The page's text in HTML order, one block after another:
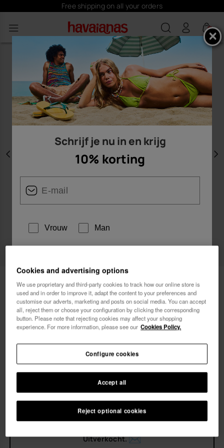
Free shipping on all your orders
0
Havaianas Strandjurk Lang Basic 44,90 €
GRATIS BEZORGD. Laatste dagen!
Kies je maat
xs s m l xl
Uitverkocht.
Schrijf je nu in en krijg
10% korting
Vrouw Man
reclamemededelingen ontvangen. Ik heb het
Privacybeleid gelezen en ga hiermee akkoord.
ik wil 10% korting
Cookies and advertising options
We use proprietary and third-party cookies to track how our online store is
used and in order to improve it, adapt the content to your preferences and
customise our adverts, marketing and posts on social media. You can accept
all, reject them or choose your configuration by clicking the corresponding
button. Please note that rejecting cookies may affect your shopping
experience. For more information, please see our Cookies Policy.
Reject optional cookies
Accept all
Configure cookies